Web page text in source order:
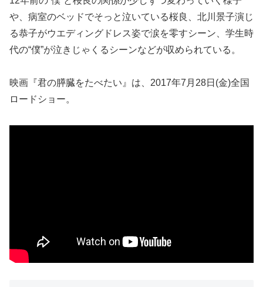
や、病室のベッドでそっと泣いている桜良、北川景子演じ
る恭子がウエディングドレス姿で涙を零すシーン、学生時
代の“僕”が泣きじゃくるシーンなどが収められている。
映画『君の膵臓をたべたい』は、2017年7月28日(金)全国
ロードショー。